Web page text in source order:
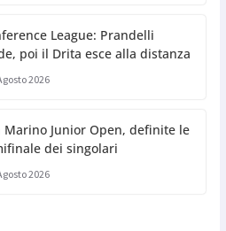
League: Prandelli
poi il Drita esce alla distanza
2026
Marino Junior Open, definite le
dei singolari
2026